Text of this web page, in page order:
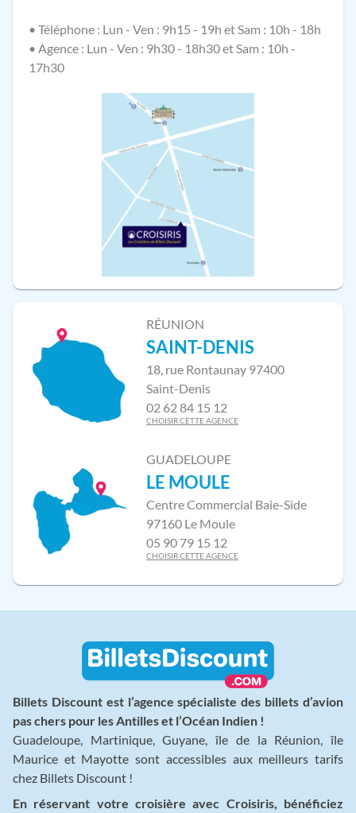
• Téléphone : Lun - Ven : 9h15 - 19h et Sam : 10h - 18h
• Agence : Lun - Ven : 9h30 - 18h30 et Sam : 10h -
17h30
RÉUNION
SAINT-DENIS
18, rue Rontaunay 97400
Saint-Denis
02 62 84 15 12
CHOISIR CETTE AGENCE
GUADELOUPE
LE MOULE
Centre Commercial Baie-Side
97160 Le Moule
05 90 79 15 12
CHOISIR CETTE AGENCE
Billets Discount est l’agence spécialiste des billets d’avion
pas chers pour les Antilles et l’Océan Indien !
Guadeloupe, Martinique, Guyane, île de la Réunion, île
Maurice et Mayotte sont accessibles aux meilleurs tarifs
chez Billets Discount !
En réservant votre croisière avec Croisiris, bénéficiez